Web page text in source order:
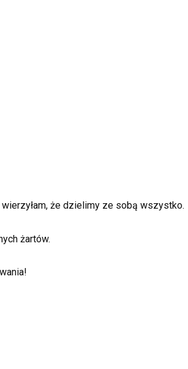
wierzyłam, że dzielimy ze sobą wszystko.
żartów.